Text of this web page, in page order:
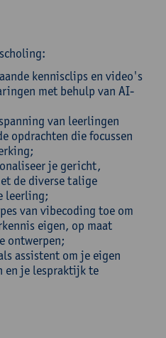
kennisclips en video's
met behulp van AI-
van leerlingen
opdrachten die focussen
je gericht,
de diverse talige
leerling;
van vibecoding toe om
eigen, op maat
ontwerpen;
assistent om je eigen
en je lespraktijk te